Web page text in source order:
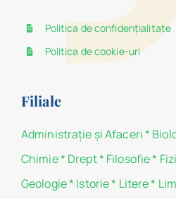
Politica de confidențialitate
Politica de cookie-uri
Filiale
Administraţie şi Afaceri*
Chimie* Drept* Filosofie*
Geologie* Istorie* Litere*